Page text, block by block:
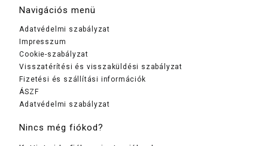
Navigációs menü
Adatvédelmi szabályzat
Impresszum
Cookie-szabályzat
Visszatérítési és visszaküldési szabályzat
Fizetési és szállítási információk
ÁSZF
Adatvédelmi szabályzat
Nincs még fiókod?